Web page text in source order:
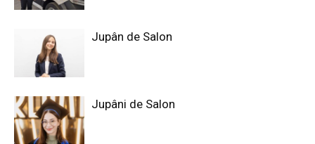
Jupân de Salon
Jupâni de Salon